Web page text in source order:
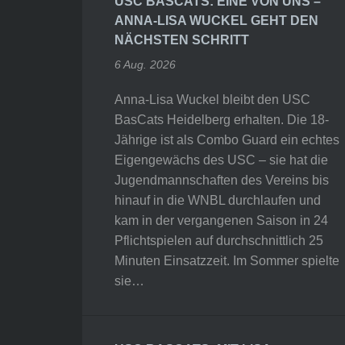
ANNA-LISA WUCKEL GEHT DEN
NÄCHSTEN SCHRITT
6 Aug. 2026
Anna-Lisa Wuckel bleibt den USC
BasCats Heidelberg erhalten. Die 18-
Jährige ist als Combo Guard ein echtes
Eigengewächs des USC – sie hat die
Jugendmannschaften des Vereins bis
hinauf in die WNBL durchlaufen und
kam in der vergangenen Saison in 24
Pflichtspielen auf durchschnittlich 25
Minuten Einsatzzeit. Im Sommer spielte
sie…